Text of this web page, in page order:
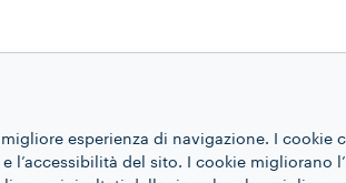
vanno ben oltre il
foto in bianco e
esperienza di navigazione. I cookie
l’accessibilità del sito. I cookie migliorano